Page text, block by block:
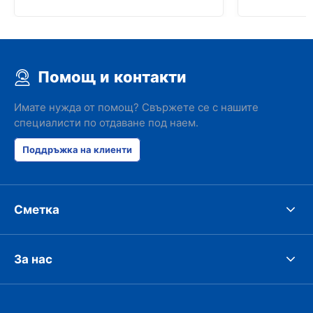
Помощ и контакти
Имате нужда от помощ? Свържете се с нашите
специалисти по отдаване под наем.
Поддръжка на клиенти
Сметка
За нас